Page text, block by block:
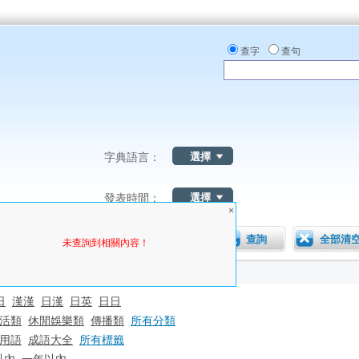
查字 查句
×
未查詢到相關內容！
字典語言：
發表時間：
漢漢 日漢 日英
日日
類 休閒娛樂類 傳播類 所有分類
語 成語大全
所有標籤